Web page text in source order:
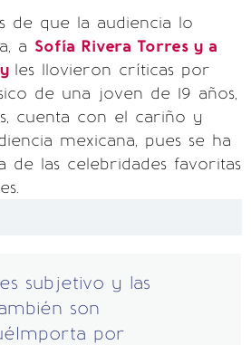
de que la audiencia lo
a Sofía Rivera Torres y a
les llovieron críticas por
de una joven de 19 años,
cuenta con el cariño y
mexicana, pues se ha
de las celebridades favoritas
subjetivo y las
son
por